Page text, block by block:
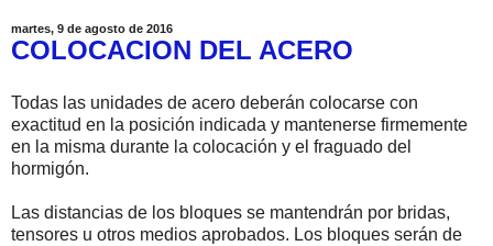
martes, 9 de agosto de 2016
COLOCACION DEL ACERO
Todas las unidades de acero deberán colocarse con
exactitud en la posición indicada y mantenerse firmemente
en la misma durante la colocación y el fraguado del
hormigón.
Las distancias de los bloques se mantendrán por bridas,
tensores u otros medios aprobados. Los bloques serán de